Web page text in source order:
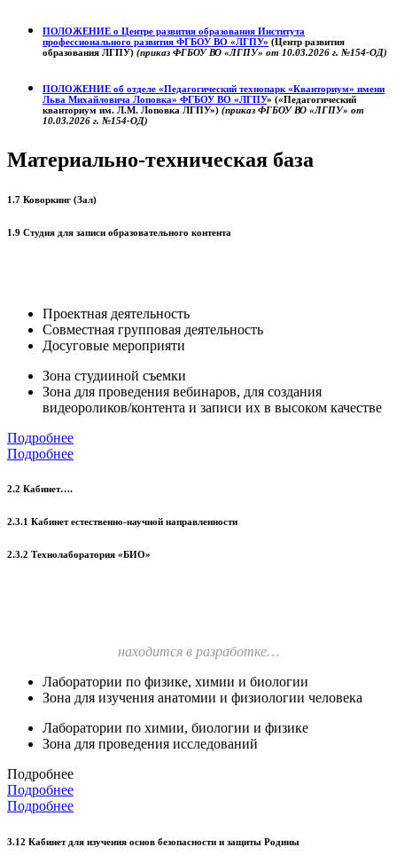
ПОЛОЖЕНИЕ о Центре развития образования Института
профессионального развития ФГБОУ ВО «ЛГПУ» (Центр развития
образования ЛГПУ) (приказ ФГБОУ ВО «ЛГПУ» от 10.03.2026 г. №154-ОД)
ПОЛОЖЕНИЕ об отделе «Педагогический технопарк «Кванториум» имени
Льва Михайловича Лоповка» ФГБОУ ВО «ЛГПУ» («Педагогический
кванториум им. Л.М. Лоповка ЛГПУ») (приказ ФГБОУ ВО «ЛГПУ» от
10.03.2026 г. №154-ОД)
Материально-техническая база
1.7 Коворкинг (Зал)
1.9 Студия для записи образовательного контента
Проектная деятельность
Совместная групповая деятельность
Досуговые мероприяти
Зона студииной съемки
Зона для проведения вебинаров, для создания
видеороликов/контента и записи их в высоком качестве
Подробнее
Подробнее
2.2 Кабинет….
2.3.1 Кабинет естественно-научной направленности
2.3.2 Технолаборатория «БИО»
находится в разработке…
Лаборатории по физике, химии и биологии
Зона для изучения анатомии и физиологии человека
Лаборатории по химии, биологии и физике
Зона для проведения исследований
Подробнее
Подробнее
Подробнее
3.12 Кабинет для изучения основ безопасности и защиты Родины